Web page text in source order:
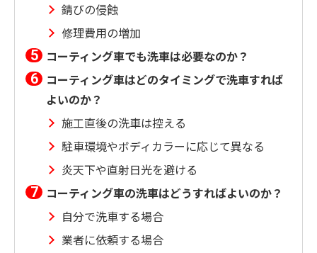
錆びの侵蝕
修理費用の増加
コーティング車でも洗車は必要なのか？
コーティング車はどのタイミングで洗車すれば
よいのか？
施工直後の洗車は控える
駐車環境やボディカラーに応じて異なる
炎天下や直射日光を避ける
コーティング車の洗車はどうすればよいのか？
自分で洗車する場合
業者に依頼する場合